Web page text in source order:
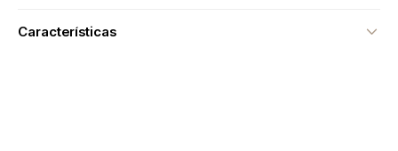
Características